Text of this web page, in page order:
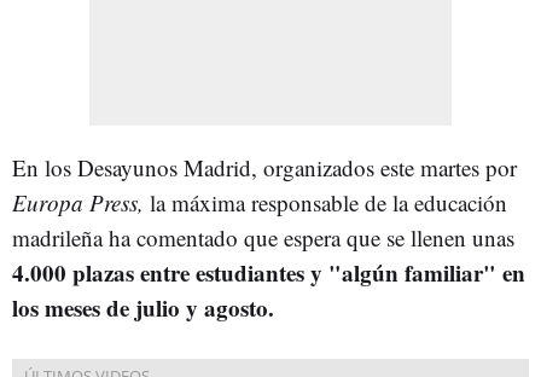
En los Desayunos Madrid, organizados este martes por
Europa Press, la máxima responsable de la educación
madrileña ha comentado que espera que se llenen unas
4.000 plazas entre estudiantes y "algún familiar" en
los meses de julio y agosto.